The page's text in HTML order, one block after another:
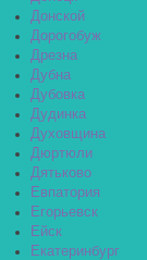
Донской
Дорогобуж
Дрезна
Дубна
Дубовка
Дудинка
Духовщина
Дюртюли
Дятьково
Евпатория
Егорьевск
Ейск
Екатеринбург